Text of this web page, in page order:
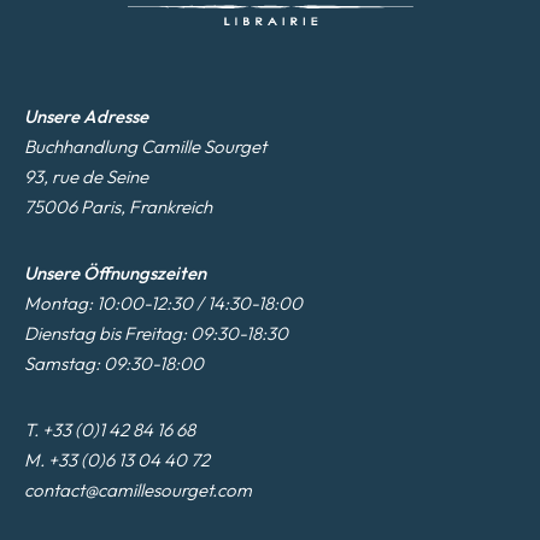
Unsere Adresse
Buchhandlung Camille Sourget
93, rue de Seine
75006 Paris, Frankreich
Unsere Öffnungszeiten
Montag: 10:00-12:30 / 14:30-18:00
Dienstag bis Freitag: 09:30-18:30
Samstag: 09:30-18:00
T. +33 (0)1 42 84 16 68
M. +33 (0)6 13 04 40 72
contact@camillesourget.com